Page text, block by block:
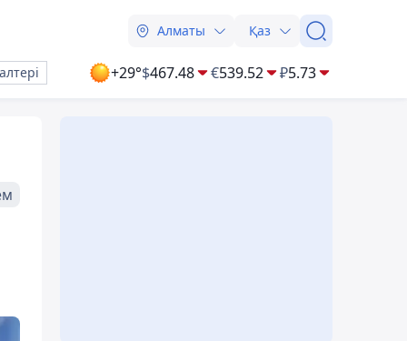
Алматы Қаз
+29°$467.48 €539.52 ₽5.73